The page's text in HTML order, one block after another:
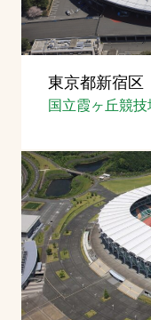
東京都新宿区
国立霞ヶ丘競技